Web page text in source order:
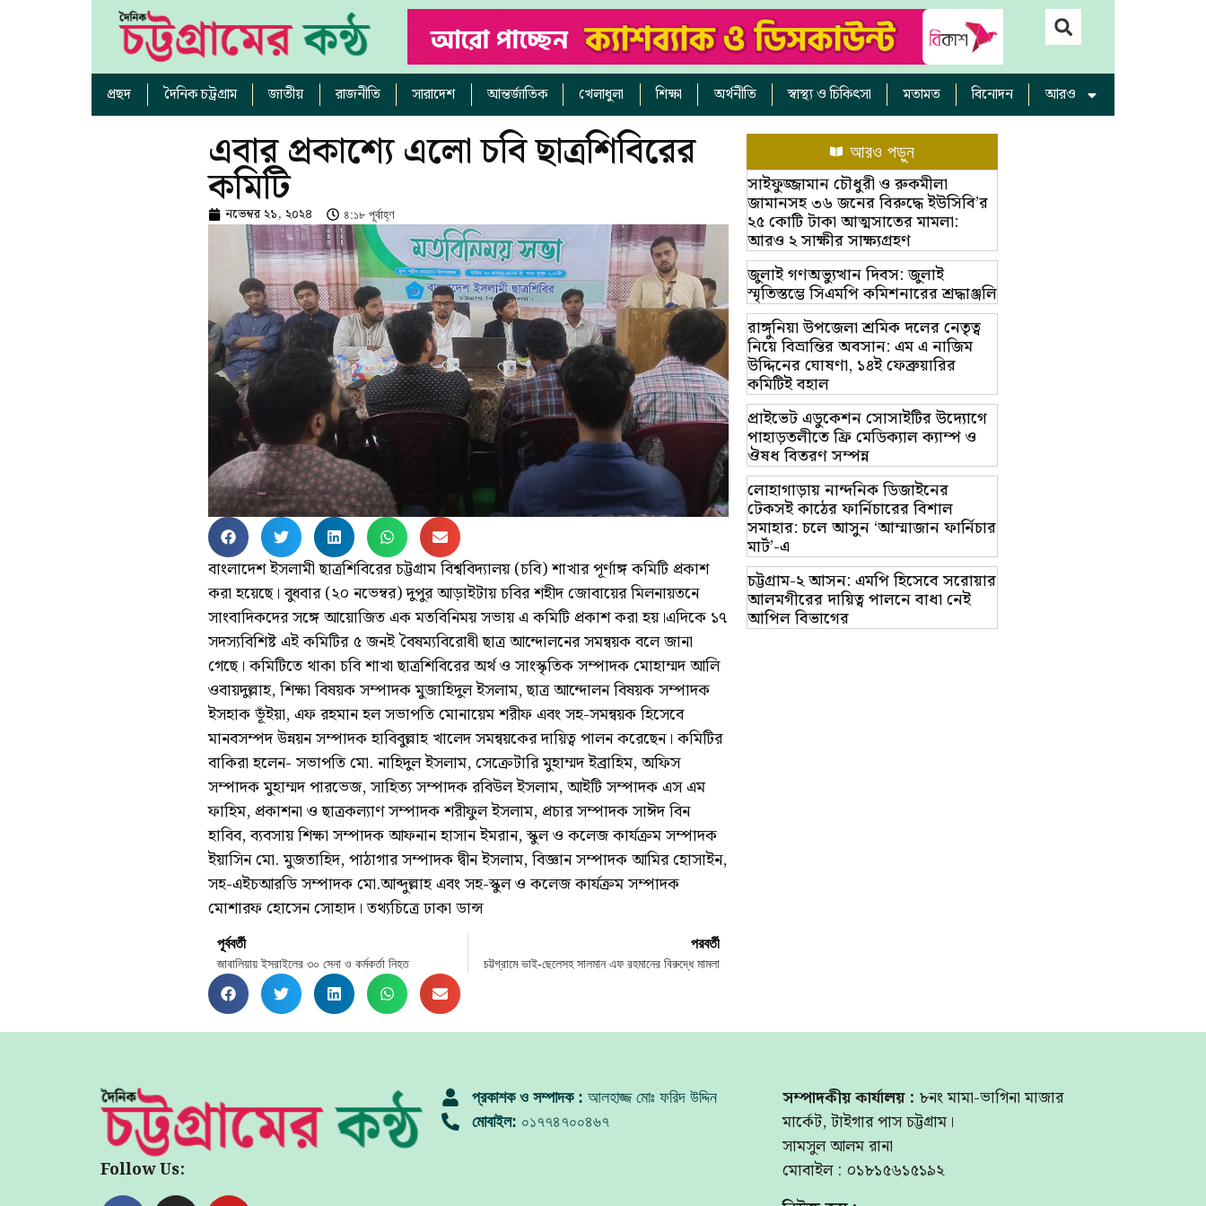
প্রছদ দৈনিক চট্রগ্রাম জাতীয় রাজনীতি সারাদেশ আন্তর্জাতিক খেলাধুলা শিক্ষা অর্থনীতি স্বাস্থ্য ও চিকিৎসা মতামত বিনোদন আরও
এবার প্রকাশ্যে এলো চবি ছাত্রশিবিরের
কমিটি
নভেম্বর ২১, ২০২৪ ৪:১৮ পূর্বাহ্ণ
বাংলাদেশ ইসলামী ছাত্রশিবিরের চট্টগ্রাম বিশ্ববিদ্যালয় (চবি) শাখার পূর্ণাঙ্গ কমিটি প্রকাশ
করা হয়েছে। বুধবার (২০ নভেম্বর) দুপুর আড়াইটায় চবির শহীদ জোবায়ের মিলনায়তনে
সাংবাদিকদের সঙ্গে আয়োজিত এক মতবিনিময় সভায় এ কমিটি প্রকাশ করা হয়।এদিকে ১৭
সদস্যবিশিষ্ট এই কমিটির ৫ জনই বৈষম্যবিরোধী ছাত্র আন্দোলনের সমন্বয়ক বলে জানা
গেছে। কমিটিতে থাকা চবি শাখা ছাত্রশিবিরের অর্থ ও সাংস্কৃতিক সম্পাদক মোহাম্মদ আলি
ওবায়দুল্লাহ, শিক্ষা বিষয়ক সম্পাদক মুজাহিদুল ইসলাম, ছাত্র আন্দোলন বিষয়ক সম্পাদক
ইসহাক ভূঁইয়া, এফ রহমান হল সভাপতি মোনায়েম শরীফ এবং সহ-সমন্বয়ক হিসেবে
মানবসম্পদ উন্নয়ন সম্পাদক হাবিবুল্লাহ খালেদ সমন্বয়কের দায়িত্ব পালন করেছেন। কমিটির
বাকিরা হলেন- সভাপতি মো. নাহিদুল ইসলাম, সেক্রেটারি মুহাম্মদ ইব্রাহিম, অফিস
সম্পাদক মুহাম্মদ পারভেজ, সাহিত্য সম্পাদক রবিউল ইসলাম, আইটি সম্পাদক এস এম
ফাহিম, প্রকাশনা ও ছাত্রকল্যাণ সম্পাদক শরীফুল ইসলাম, প্রচার সম্পাদক সাঈদ বিন
হাবিব, ব্যবসায় শিক্ষা সম্পাদক আফনান হাসান ইমরান, স্কুল ও কলেজ কার্যক্রম সম্পাদক
ইয়াসিন মো. মুজতাহিদ, পাঠাগার সম্পাদক দ্বীন ইসলাম, বিজ্ঞান সম্পাদক আমির হোসাইন,
সহ-এইচআরডি সম্পাদক মো.আব্দুল্লাহ এবং সহ-স্কুল ও কলেজ কার্যক্রম সম্পাদক
মোশারফ হোসেন সোহাদ। তথ্যচিত্রে ঢাকা ডান্স
পূর্ববর্তী
জাবালিয়ায় ইসরাইলের ৩০ সেনা ও কর্মকর্তা নিহত
পরবর্তী
চট্টগ্রামে ভাই-ছেলেসহ সালমান এফ রহমানের বিরুদ্ধে মামলা
আরও পড়ুন
সাইফুজ্জামান চৌধুরী ও রুকমীলা
জামানসহ ৩৬ জনের বিরুদ্ধে ইউসিবি’র
২৫ কোটি টাকা আত্মসাতের মামলা:
আরও ২ সাক্ষীর সাক্ষ্যগ্রহণ
জুলাই গণঅভ্যুত্থান দিবস: জুলাই
স্মৃতিস্তম্ভে সিএমপি কমিশনারের শ্রদ্ধাঞ্জলি
রাঙ্গুনিয়া উপজেলা শ্রমিক দলের নেতৃত্ব
নিয়ে বিভ্রান্তির অবসান: এম এ নাজিম
উদ্দিনের ঘোষণা, ১৪ই ফেব্রুয়ারির
কমিটিই বহাল
প্রাইভেট এডুকেশন সোসাইটির উদ্যোগে
পাহাড়তলীতে ফ্রি মেডিক্যাল ক্যাম্প ও
ঔষধ বিতরণ সম্পন্ন
লোহাগাড়ায় নান্দনিক ডিজাইনের
টেকসই কাঠের ফার্নিচারের বিশাল
সমাহার: চলে আসুন ‘আম্মাজান ফার্নিচার
মার্ট’-এ
চট্টগ্রাম-২ আসন: এমপি হিসেবে সরোয়ার
আলমগীরের দায়িত্ব পালনে বাধা নেই
আপিল বিভাগের
Follow Us:
প্রকাশক ও সম্পাদক : আলহাজ্জ মোঃ ফরিদ উদ্দিন
মোবাইল: ০১৭৭৪৭০০৪৬৭
সম্পাদকীয় কার্যালয় : ৮নং মামা-ভাগিনা মাজার
মার্কেট, টাইগার পাস চট্টগ্রাম।
সামসুল আলম রানা
মোবাইল : ০১৮১৫৬১৫১৯২